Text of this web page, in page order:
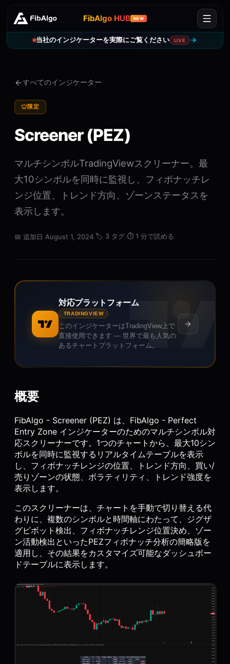
FibAlgo HUB NEW
当社のインジケーターを実際にご覧ください LIVE
すべてのインジケーター
限定
Screener (PEZ)
マルチシンボルTradingViewスクリーナー。最
大10シンボルを同時に監視し、フィボナッチレ
ンジ位置、トレンド方向、ゾーンステータスを
表示します。
📅 追加日 August 1, 2024·🏷️ 3 タグ·⏱️ 1 分で読める
対応プラットフォーム
TRADINGVIEW
このインジケーターはTradingView上で
直接使用できます — 世界で最も人気の
あるチャートプラットフォーム。
概要
FibAlgo - Screener (PEZ) は、FibAlgo - Perfect
Entry Zone インジケーターのためのマルチシンボル対
応スクリーナーです。1つのチャートから、最大10シン
ボルを同時に監視するリアルタイムテーブルを表示
し、フィボナッチレンジの位置、トレンド方向、買い/
売りゾーンの状態、ボラティリティ、トレンド強度を
表示します。
このスクリーナーは、チャートを手動で切り替える代
わりに、複数のシンボルと時間軸にわたって、ジグザ
グピボット検出、フィボナッチレンジ位置決め、ゾー
ン活動検出といったPEZフィボナッチ分析の簡略版を
適用し、その結果をカスタマイズ可能なダッシュボー
ドテーブルに表示します。